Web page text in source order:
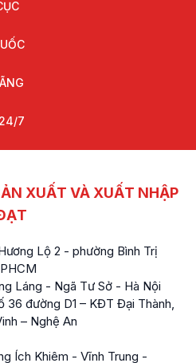
7
XUẤT VÀ XUẤT NHẬP
Lộ 2 - phường Bình Trị
Láng - Ngã Tư Sở - Hà Nội
36 đường D1 – KĐT Đại Thành,
– Nghệ An
Ích Khiêm - Vĩnh Trung -